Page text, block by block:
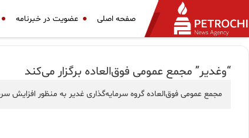
صفحه اصلی عضویت در خبرنامه
“وغدیر” مجمع عمومی فوق‌العاده برگزار می‌کند
مجمع عمومی فوق‌العاده گروه سرمایه‌گذاری غدیر به منظور افزایش سرمایه سوم مرداد ۱۴۰۳ در